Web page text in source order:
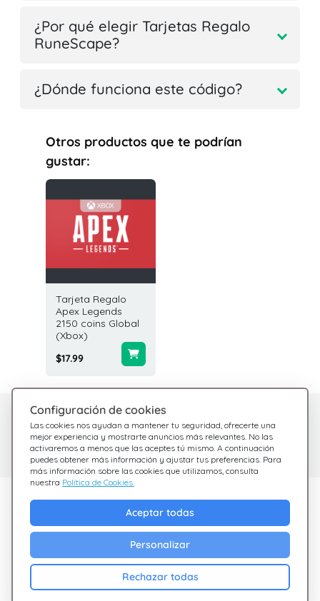
¿Por qué elegir Tarjetas Regalo
RuneScape?
¿Dónde funciona este código?
Otros productos que te podrían
gustar:
Tarjeta Regalo
Apex Legends
2150 coins Global
(Xbox)
$17.99
Configuración de cookies
Las cookies nos ayudan a mantener tu seguridad, ofrecerte una
mejor experiencia y mostrarte anuncios más relevantes. No las
activaremos a menos que las aceptes tú mismo. A continuación
puedes obtener más información y ajustar tus preferencias. Para
más información sobre las cookies que utilizamos, consulta
nuestra Política de Cookies.
Aceptar todas
Personalizar
Rechazar todas
¿Tienes dudas?
Estamos aquí para
ayudarte
Consulta nuestras
preguntas frecuentes
Descubre Giftsy
Ofertas
Cashback